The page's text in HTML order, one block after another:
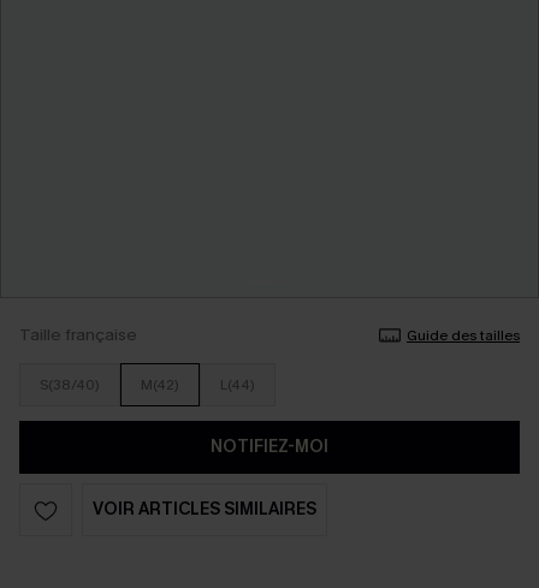
Taille française Guide des tailles
S(38/40) M(42) L(44)
NOTIFIEZ-MOI
VOIR ARTICLES SIMILAIRES